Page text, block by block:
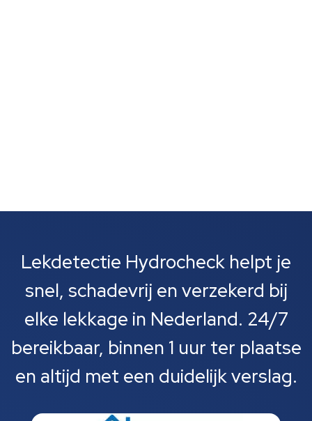
Lekdetectie Hydrocheck helpt je
snel, schadevrij en verzekerd bij
elke lekkage in Nederland. 24/7
bereikbaar, binnen 1 uur ter plaatse
en altijd met een duidelijk verslag.